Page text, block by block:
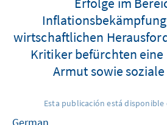
wirtschaftlichen
Kritiker befürchten eine
Armut sowie
Esta publicación está